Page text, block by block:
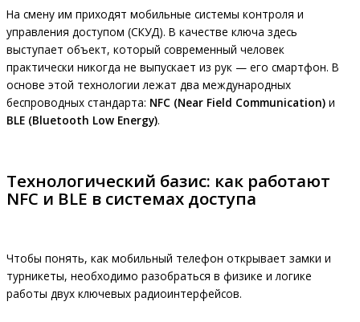
На смену им приходят мобильные системы контроля и
управления доступом (СКУД). В качестве ключа здесь
выступает объект, который современный человек
практически никогда не выпускает из рук — его смартфон. В
основе этой технологии лежат два международных
беспроводных стандарта: NFC (Near Field Communication) и
BLE (Bluetooth Low Energy).
Технологический базис: как работают
NFC и BLE в системах доступа
Чтобы понять, как мобильный телефон открывает замки и
турникеты, необходимо разобраться в физике и логике
работы двух ключевых радиоинтерфейсов.